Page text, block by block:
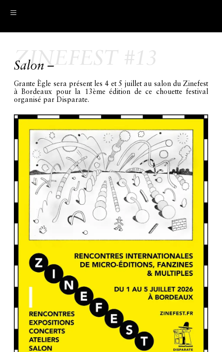
≡
Salon –
Grante Ègle sera présent les 4 et 5 juillet au salon du Zinefest
à Bordeaux pour la 13ème édition de ce chouette festival
organisé par Disparate.
ZINEFEST #13